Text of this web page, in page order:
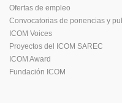
Ofertas de empleo
Convocatorias de ponencias y
ICOM Voices
Proyectos del ICOM SAREC
ICOM Award
Fundación ICOM